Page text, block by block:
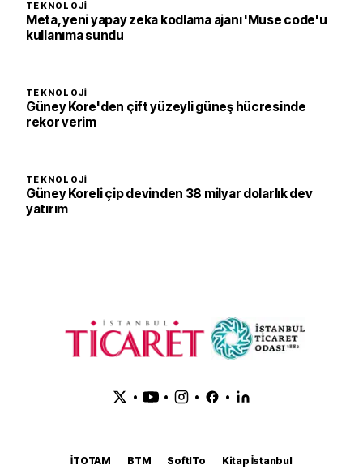
TEKNOLOJI
Meta, yeni yapay zeka kodlama ajanı 'Muse code'u
kullanıma sundu
TEKNOLOJI
Güney Kore'den çift yüzeyli güneş hücresinde
rekor verim
TEKNOLOJI
Güney Koreli çip devinden 38 milyar dolarlık dev
yatırım
• • • •
İTOTAM BTM SoftITo
Kitap İstanbul